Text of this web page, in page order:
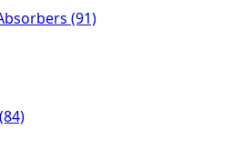
(91)
(84)